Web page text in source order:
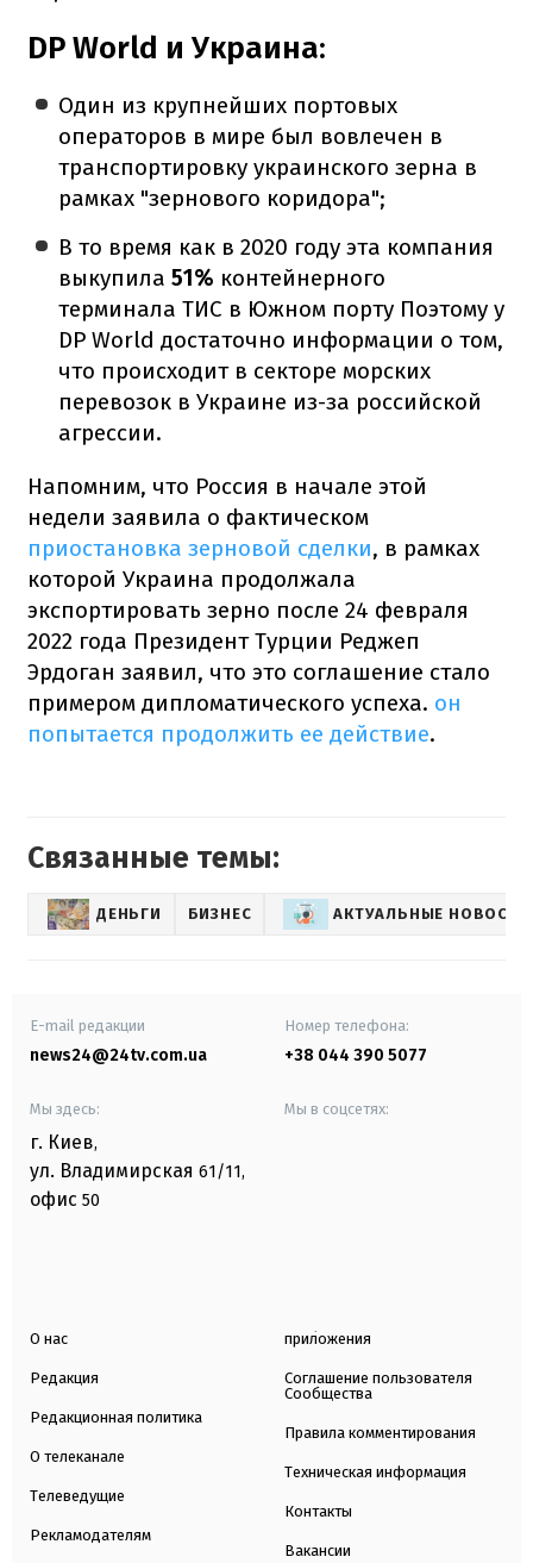
DP World и Украина:
Один из крупнейших портовых
операторов в мире был вовлечен в
транспортировку украинского зерна в
рамках "зернового коридора";
В то время как в 2020 году эта компания
выкупила 51% контейнерного
терминала ТИС в Южном порту Поэтому у
DP World достаточно информации о том,
что происходит в секторе морских
перевозок в Украине из-за российской
агрессии.
Напомним, что Россия в начале этой
недели заявила о фактическом
приостановка зерновой сделки, в рамках
которой Украина продолжала
экспортировать зерно после 24 февраля
2022 года Президент Турции Реджеп
Эрдоган заявил, что это соглашение стало
примером дипломатического успеха. он
попытается продолжить ее действие.
Связанные темы:
ДЕНЬГИ БИЗНЕС АКТУАЛЬНЫЕ НОВОСТИ
E-mail редакции
news24@24tv.com.ua
Номер телефона:
+38 044 390 5077
Мы здесь:
г. Киев,
ул. Владимирская 61/11,
офис 50
Мы в соцсетях:
О нас
Редакция
Редакционная политика
О телеканале
Телеведущие
Рекламодателям
приложения
Соглашение пользователя
Сообщества
Правила комментирования
Техническая информация
Контакты
Вакансии